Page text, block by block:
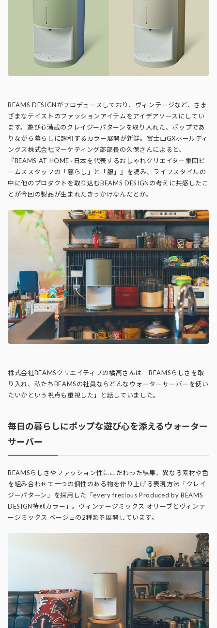
BEAMS DESIGNがプロデュースしており、ヴィンテージなど、さま
ざまなテイストのファッションアイテムをアイデアソースにしてい
ます。遊び心満載のクレイジーパターンを取り入れた、ポップであ
りながら暮らしに調和するカラー展開が新鮮。富士山GXホールディ
ングス株式会社マーケティング部部長の久保さんによると、
『BEAMS AT HOME~日本を代表するおしゃれクリエイター集団ビ
ームススタッフの「暮らし」と「服」』を読み、ライフスタイルの
中に他のプロダクトを取り込むBEAMS DESIGNの考えに共感したこ
とが今回の製品が生まれたきっかけなんだとか。
株式会社BEAMSクリエイティブの橘高さんは「BEAMSらしさを取
り入れ、私たちBEAMSの社員ならどんなウォーターサーバーを使い
たいかという視点も重視した」と話していました。
毎日の暮らしにポップな遊び心を添えるウォーター
サーバー
BEAMSらしさやファッション性にこだわった結果、異なる素材や色
を組み合わせて一つの個性のある物を作り上げる表現方法「クレイ
ジーパターン」を採用した「every frecious Produced by BEAMS
DESIGN特別カラー」。ヴィンテージミックス オリーブとヴィンテ
ージミックス ベージュの2種類を展開しています。